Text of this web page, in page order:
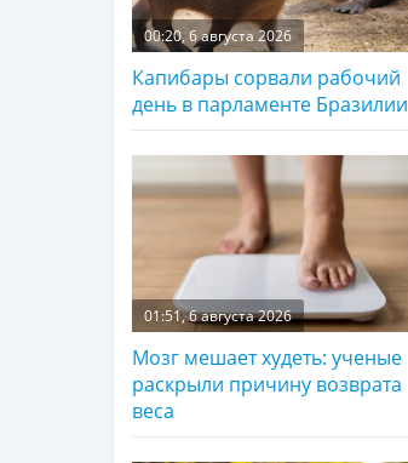
00:20, 6 августа 2026
Капибары сорвали рабочий
день в парламенте Бразилии
01:51, 6 августа 2026
Мозг мешает худеть: ученые
раскрыли причину возврата
веса